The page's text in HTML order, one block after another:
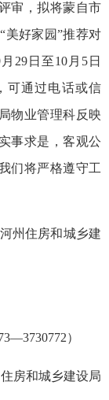
审，拟将蒙自市
美好家园”推荐对
29日至10月5日
可通过电话或信
物业管理科反映
事求是，客观公
们将严格遵守工
州住房和城乡建
）
房和城乡建设局